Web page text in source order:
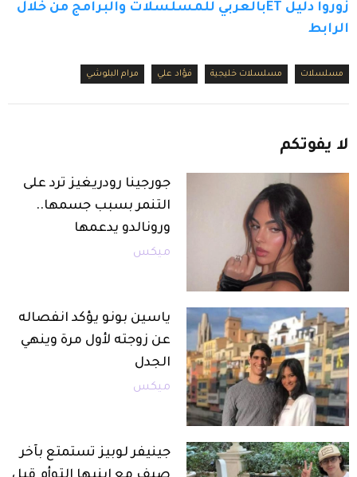
زوروا دليل ETبالعربي للمسلسلات والبرامج من خلال
الرابط
مسلسلات مسلسلات خليجية فؤاد علي مرام البلوشي
لا يفوتكم
جورجينا رودريغيز ترد على
التنمر بسبب جسمها..
ورونالدو يدعمها
ميكس
ياسين بونو يؤكد انفصاله
عن زوجته لأول مرة وينهي
الجدل
ميكس
جينيفر لوبيز تستمتع بآخر